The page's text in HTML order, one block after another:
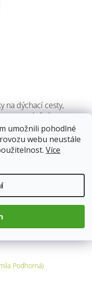
umožnili pohodlné
webu neustále
Více
na dýchací cesty,
usnadnění
nástupu projevů
Podhorná)
do košíku